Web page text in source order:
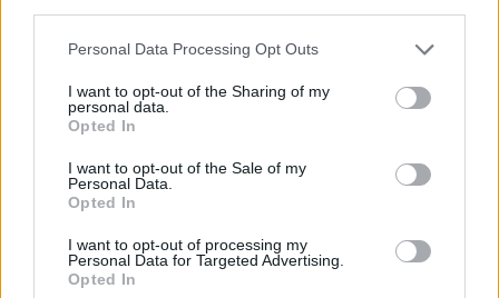
Personal Data Processing Opt Outs
I want to opt-out of the Sharing of my
personal data.
Opted In
I want to opt-out of the Sale of my
Personal Data.
Opted In
I want to opt-out of processing my
Personal Data for Targeted Advertising.
Opted In
Castrignano de' Greci (36)
Copertino (229)